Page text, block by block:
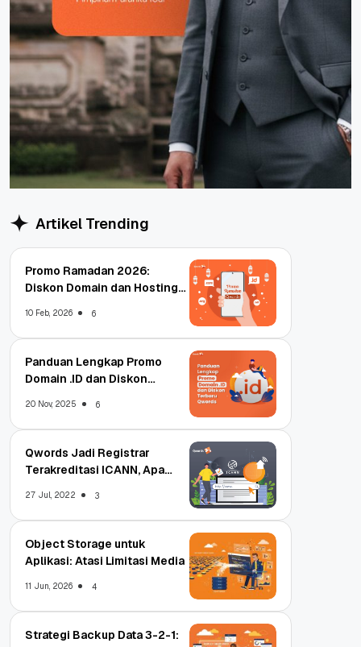
Artikel Trending
Promo Ramadan 2026:
Diskon Domain dan Hosting
10 Feb, 2026 6
Panduan Lengkap Promo
Domain .ID dan Diskon
20 Nov, 2025 6
Qwords Jadi Registrar
Terakreditasi ICANN, Apa
27 Jul, 2022 3
Object Storage untuk
Aplikasi: Atasi Limitasi Media
11 Jun, 2026 4
Strategi Backup Data 3-2-1: